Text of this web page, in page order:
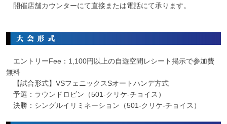
開催店舗カウンターにて直接または電話にて承ります。
エントリーFee：1,100円以上の自遊空間レシート掲示で参加費
無料
【試合形式】VSフェニックスSオートハンデ方式
予選：ラウンドロビン（501-クリケ-チョイス）
決勝：シングルイリミネーション（501-クリケ-チョイス）